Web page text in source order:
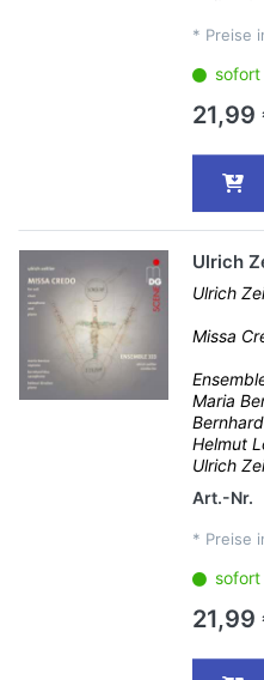
* Preise
21,99
Ulrich
Ulrich
Missa
Maria
Helmut
Ulrich
Art.-Nr.
* Preise
21,99